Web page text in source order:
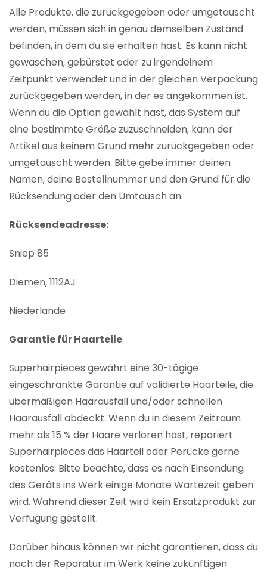
Alle Produkte, die zurückgegeben oder umgetauscht
werden, müssen sich in genau demselben Zustand
befinden, in dem du sie erhalten hast. Es kann nicht
gewaschen, gebürstet oder zu irgendeinem
Zeitpunkt verwendet und in der gleichen Verpackung
zurückgegeben werden, in der es angekommen ist.
Wenn du die Option gewählt hast, das System auf
eine bestimmte Größe zuzuschneiden, kann der
Artikel aus keinem Grund mehr zurückgegeben oder
umgetauscht werden. Bitte gebe immer deinen
Namen, deine Bestellnummer und den Grund für die
Rücksendung oder den Umtausch an.
Rücksendeadresse:
Sniep 85
Diemen, 1112AJ
Niederlande
Garantie für Haarteile
Superhairpieces gewährt eine 30-tägige
eingeschränkte Garantie auf validierte Haarteile, die
übermäßigen Haarausfall und/oder schnellen
Haarausfall abdeckt. Wenn du in diesem Zeitraum
mehr als 15 % der Haare verloren hast, repariert
Superhairpieces das Haarteil oder Perücke gerne
kostenlos. Bitte beachte, dass es nach Einsendung
des Geräts ins Werk einige Monate Wartezeit geben
wird. Während dieser Zeit wird kein Ersatzprodukt zur
Verfügung gestellt.
Darüber hinaus können wir nicht garantieren, dass du
nach der Reparatur im Werk keine zukünftigen